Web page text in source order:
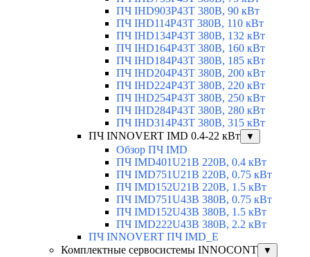
ПЧ IHD903P43T 380В, 90 кВт
ПЧ IHD114P43T 380В, 110 кВт
ПЧ IHD134P43T 380В, 132 кВт
ПЧ IHD164P43T 380В, 160 кВт
ПЧ IHD184P43T 380В, 185 кВт
ПЧ IHD204P43T 380В, 200 кВт
ПЧ IHD224P43T 380В, 220 кВт
ПЧ IHD254P43T 380В, 250 кВт
ПЧ IHD284P43T 380В, 280 кВт
ПЧ IHD314P43T 380В, 315 кВт
ПЧ INNOVERT IMD 0.4-22 кВт
▼
Обзор ПЧ IMD
ПЧ IMD401U21B 220В, 0.4 кВт
ПЧ IMD751U21B 220В, 0.75 кВт
ПЧ IMD152U21B 220В, 1.5 кВт
ПЧ IMD751U43B 380В, 0.75 кВт
ПЧ IMD152U43B 380В, 1.5 кВт
ПЧ IMD222U43B 380В, 2.2 кВт
ПЧ INNOVERT ПЧ IMD_E
Комплектные сервосистемы INNOCONT
▼